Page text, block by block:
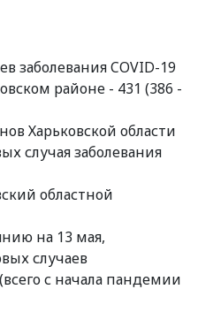
заболевания COVID-19
районе - 431 (386 -
Харьковской области
случая заболевания
областной
на 13 мая,
случаев
с начала пандемии